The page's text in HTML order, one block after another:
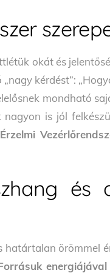
okát és
kérdést”:
mondható
is jól
és
határtalan örömmel